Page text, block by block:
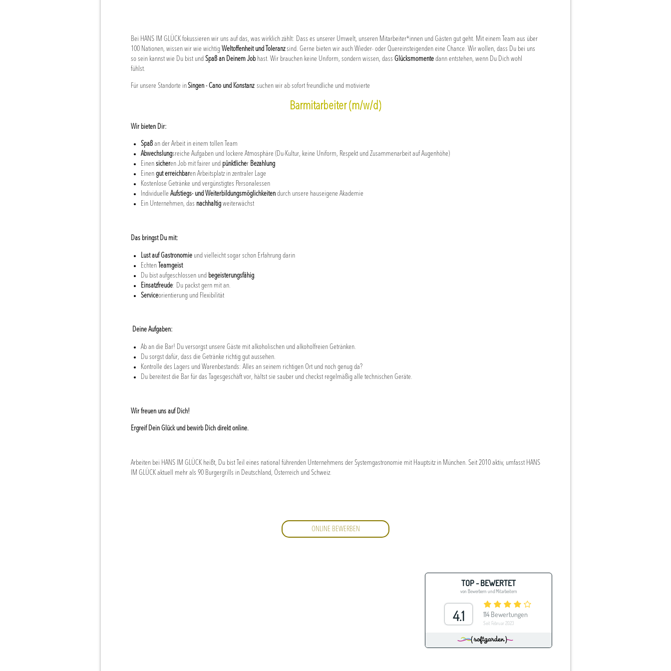
Bei HANS IM GLÜCK fokussieren wir uns auf das, was wirklich zählt: Dass es unserer Umwelt, unseren Mitarbeiter*innen und Gästen gut geht. Mit einem Team aus über
100 Nationen, wissen wir wie wichtig Weltoffenheit und Toleranzsind. Gerne bieten wir auch Wieder- oder Quereinsteigenden eine Chance. Wir wollen, dass Du bei uns
so sein kannst wie Du bist und Spaß an Deinem Job hast. Wir brauchen keine Uniform, sondern wissen, dass Glücksmomente dann entstehen, wenn Du Dich wohl
fühlst.
Für unsere Standorte inSingen - Cano und Konstanz suchen wir ab sofort freundliche und motivierte
Barmitarbeiter (m/w/d)
Wir bieten Dir:
Spaß an der Arbeit in einem tollen Team
Abwechslungsreiche Aufgaben und lockere Atmosphäre (Du-Kultur, keine Uniform, Respekt und Zusammenarbeit auf Augenhöhe)
Einen sicheren Job mit fairer und pünktlicher Bezahlung
Einen gut erreichbaren Arbeitsplatz in zentraler Lage
Kostenlose Getränke und vergünstigtes Personalessen
Individuelle Aufstiegs- und Weiterbildungsmöglichkeiten durch unsere hauseigene Akademie
Ein Unternehmen, das nachhaltig weiterwächst
Das bringst Du mit:
Lust auf Gastronomie und vielleicht sogar schon Erfahrung darin
Echten Teamgeist
Du bist aufgeschlossen und begeisterungsfähig
Einsatzfreude: Du packst gern mit an.
Serviceorientierung und Flexibilität
Deine Aufgaben:
Ab an die Bar! Du versorgst unsere Gäste mit alkoholischen und alkoholfreien Getränken.
Du sorgst dafür, dass die Getränke richtig gut aussehen.
Kontrolle des Lagers und Warenbestands: Alles an seinem richtigen Ort und noch genug da?
Du bereitest die Bar für das Tagesgeschäft vor, hältst sie sauber und checkst regelmäßig alle technischen Geräte.
Wir freuen uns auf Dich!
Ergreif Dein Glück und bewirb Dich direkt online.
Arbeiten bei HANS IM GLÜCK heißt, Du bist Teil eines national führenden Unternehmens der Systemgastronomie mit Hauptsitz in München. Seit 2010 aktiv, umfasst HANS
IM GLÜCK aktuell mehr als 90 Burgergrills in Deutschland, Österreich und Schweiz.
ONLINE BEWERBEN